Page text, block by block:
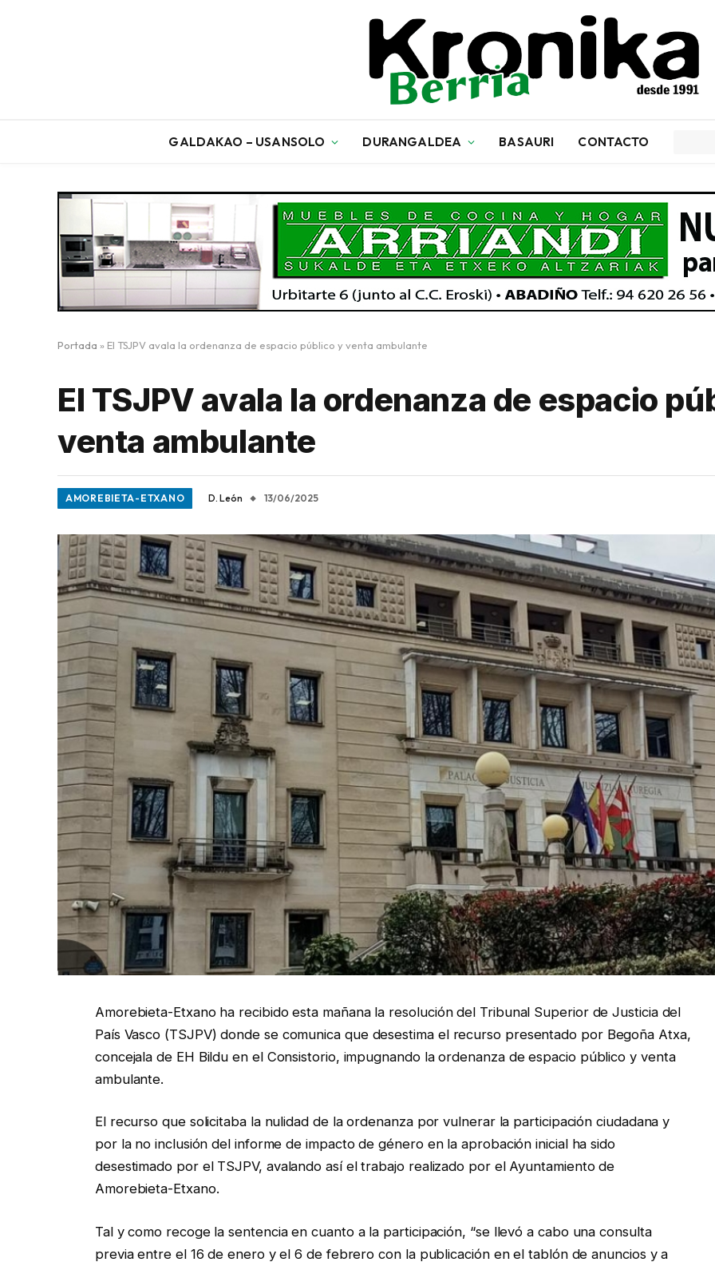
GALDAKAO – USANSOLO DURANGALDEA BASAURI CONTACTO
Portada » El TSJPV avala la ordenanza de espacio público y venta ambulante
El TSJPV avala la ordenanza de espacio
venta ambulante
AMOREBIETA-ETXANO D. León 13/06/2025
Amorebieta-Etxano ha recibido esta mañana la resolución del Tribunal Superior de Justicia del
País Vasco (TSJPV) donde se comunica que desestima el recurso presentado por Begoña Atxa,
concejala de EH Bildu en el Consistorio, impugnando la ordenanza de espacio público y venta
ambulante.
El recurso que solicitaba la nulidad de la ordenanza por vulnerar la participación ciudadana y
por la no inclusión del informe de impacto de género en la aprobación inicial ha sido
desestimado por el TSJPV, avalando así el trabajo realizado por el Ayuntamiento de
Amorebieta-Etxano.
Tal y como recoge la sentencia en cuanto a la participación, “se llevó a cabo una consulta
previa entre el 16 de enero y el 6 de febrero con la publicación en el tablón de anuncios y a